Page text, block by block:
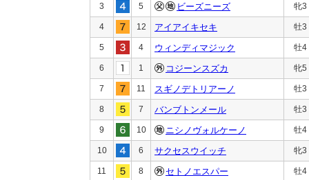
3 5 ビーズニーズ 牝3
4 12 アイアイキセキ 牡3
5 4 ウィンディマジック 牡4
6 1 コジーンスズカ 牝5
7 11 スギノデトリアーノ 牡3
8 7 バンブトンメール 牡3
9 10 ニシノヴォルケーノ 牡4
10 6 サクセスウイッチ 牝3
11 8 セトノエスパー 牡4